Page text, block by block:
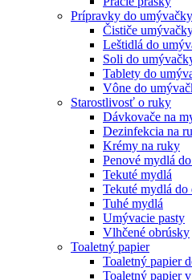
Prípravky do
Čističe
Leštidlá do
Soli do
Tablety do
Vône do
Starostlivosť o ruky
Dávkovače na
Dezinfekcia na
Krémy na ruky
Penové mydlá
Tekuté mydlá
Tekuté mydlá
Tuhé mydlá
Umývacie pasty
Vlhčené obrúsky
Toaletný papier
Toaletný papier
Toaletný papier